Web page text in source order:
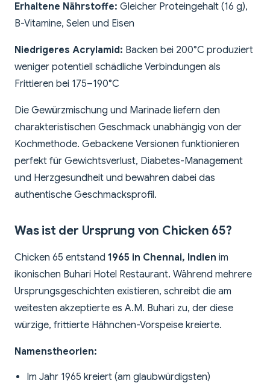
Erhaltene Nährstoffe: Gleicher Proteingehalt (16 g),
B-Vitamine, Selen und Eisen
Niedrigeres Acrylamid: Backen bei 200°C produziert
weniger potentiell schädliche Verbindungen als
Frittieren bei 175–190°C
Die Gewürzmischung und Marinade liefern den
charakteristischen Geschmack unabhängig von der
Kochmethode. Gebackene Versionen funktionieren
perfekt für Gewichtsverlust, Diabetes-Management
und Herzgesundheit und bewahren dabei das
authentische Geschmacksprofil.
Was ist der Ursprung von Chicken 65?
Chicken 65 entstand 1965 in Chennai, Indien im
ikonischen Buhari Hotel Restaurant. Während mehrere
Ursprungsgeschichten existieren, schreibt die am
weitesten akzeptierte es A.M. Buhari zu, der diese
würzige, frittierte Hähnchen-Vorspeise kreierte.
Namenstheorien:
Im Jahr 1965 kreiert (am glaubwürdigsten)